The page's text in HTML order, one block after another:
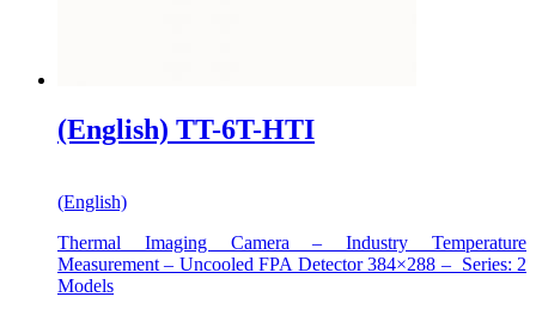
(English) TT-6T-HTI
(English)
Thermal Imaging Camera – Industry Temperature
Measurement – Uncooled FPA Detector 384×288 – Series: 2
Models